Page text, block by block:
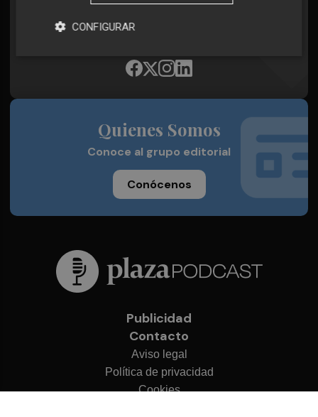
Síguenos en redes
Plaza Podcast, desde cualquier medio
Quienes Somos
Conoce al grupo editorial
Conócenos
Publicidad
Contacto
Aviso legal
Política de privacidad
Cookies
CONFIGURAR